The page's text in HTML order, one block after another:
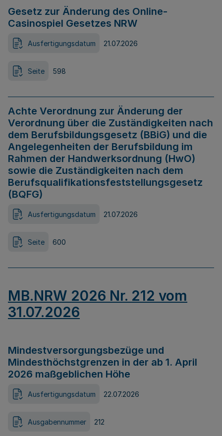
Gesetz zur Änderung des Online-
Casinospiel Gesetzes NRW
Ausfertigungsdatum 21.07.2026
Seite 598
Achte Verordnung zur Änderung der
Verordnung über die Zuständigkeiten nach
dem Berufsbildungsgesetz (BBiG) und die
Angelegenheiten der Berufsbildung im
Rahmen der Handwerksordnung (HwO)
sowie die Zuständigkeiten nach dem
Berufsqualifikationsfeststellungsgesetz
(BQFG)
Ausfertigungsdatum 21.07.2026
Seite 600
MB.NRW 2026 Nr. 212 vom
31.07.2026
Mindestversorgungsbezüge und
Mindesthöchstgrenzen in der ab 1. April
2026 maßgeblichen Höhe
Ausfertigungsdatum 22.07.2026
Ausgabennummer 212